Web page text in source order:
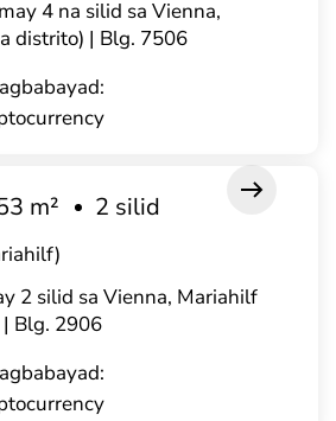
4 na silid sa Vienna,
distrito) | Blg. 7506
2 silid sa Vienna, Mariahilf
Blg. 2906
m² 2 silid